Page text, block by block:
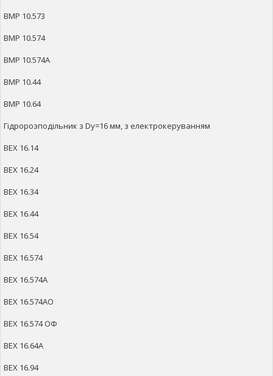
ВМР 10.573
ВМР 10.574
ВМР 10.574А
ВМР 10.44
ВМР 10.64
Гідророзподільник з Dy=16 мм, з електрокеруванням
ВЕХ 16.14
ВЕХ 16.24
ВЕХ 16.34
ВЕХ 16.44
ВЕХ 16.54
ВЕХ 16.574
ВЕХ 16.574А
ВЕХ 16.574АO
ВЕХ 16.574 ОФ
ВЕХ 16.64А
ВЕХ 16.94